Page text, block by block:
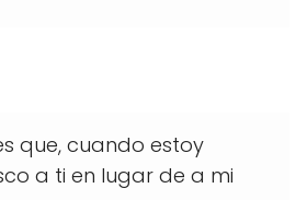
que, cuando estoy
a ti en lugar de a mi